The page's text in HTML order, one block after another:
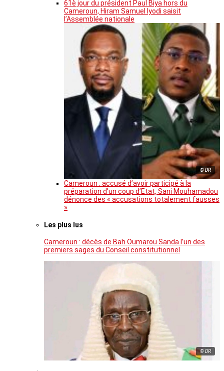
61è jour du président Paul Biya hors du
Cameroun, Hiram Samuel Iyodi saisit
l’Assemblée nationale
© DR
Cameroun : accusé d’avoir participé à la
préparation d’un coup d’Etat, Sani Mouhamadou
dénonce des « accusations totalement fausses
»
Les plus lus
Cameroun : décès de Bah Oumarou Sanda l’un des
premiers sages du Conseil constitutionnel
© DR